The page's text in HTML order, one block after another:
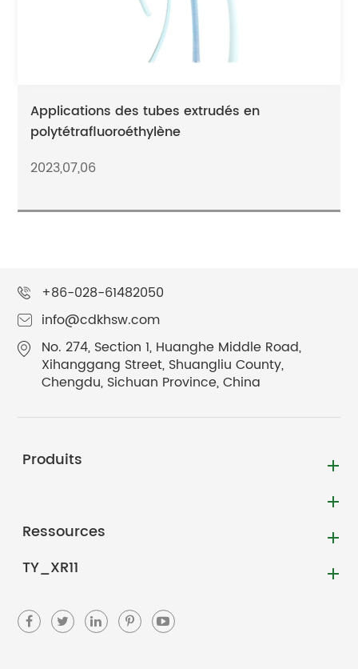
Applications des tubes extrudés en
polytétrafluoroéthylène
2023,07,06
+86-028-61482050
info@cdkhsw.com
No. 274, Section 1, Huanghe Middle Road,
Xihanggang Street, Shuangliu County,
Chengdu, Sichuan Province, China
Produits
Ressources
TY_XR11